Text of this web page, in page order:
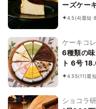
ーズケー
4.5(4)最短
ケーキコ
6種類の
ト 6号
4.55(11)最
ショコラ